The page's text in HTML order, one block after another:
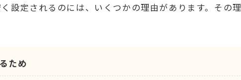
設定されるのには、いくつかの理由があります。その理
ため